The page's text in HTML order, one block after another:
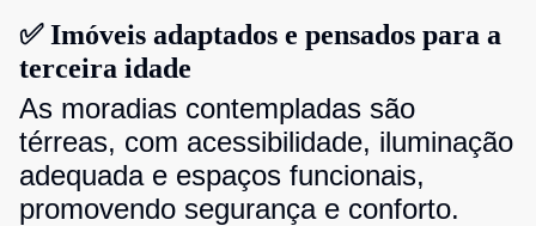
✅ Imóveis adaptados e pensados para a
terceira idade
As moradias contempladas são
térreas, com acessibilidade, iluminação
adequada e espaços funcionais,
promovendo segurança e conforto.